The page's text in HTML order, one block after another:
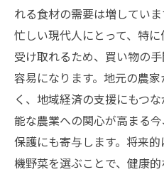
れる食材の需要は増してい
忙しい現代人にとって、特
受け取れるため、買い物の
容易になります。地元の農
く、地域経済の支援にもつ
能な農業への関心が高まる
保護にも寄与します。将来
機野菜を選ぶことで、健康